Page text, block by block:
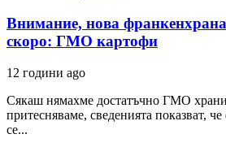
Внимание, нова
скоро: ГМО картофи
12 години ago
Сякаш нямахме достатъчно ГМО
притесняваме, сведенията показват,
се...